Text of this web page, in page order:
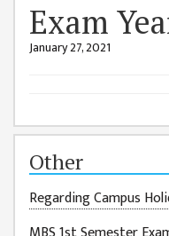
GENERAL
ASSEMBLY
CAMPUS
ACCOUNT
COMMITTEE
ADVISORY
COMMITTEE
Exam
January 27, 2021
Other
Regarding Campus